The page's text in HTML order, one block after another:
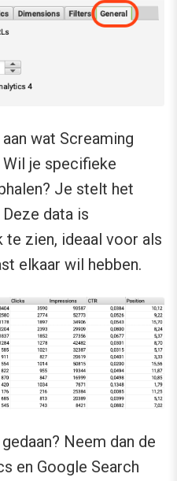
wat Screaming
je specifieke
Je stelt het
data is
te zien, ideaal voor als
elkaar wil hebben.
gedaan? Neem dan de
en Google Search